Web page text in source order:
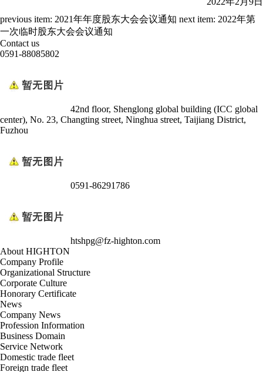
previous item: 2021年年度股东大会会议通知 next item: 2022年第
一次临时股东大会会议通知
Contact us
0591-88085802
42nd floor, Shenglong global building (ICC global
center), No. 23, Changting street, Ninghua street, Taijiang District,
Fuzhou
0591-86291786
htshpg@fz-highton.com
About HIGHTON
Company Profile
Organizational Structure
Corporate Culture
Honorary Certificate
News
Company News
Profession Information
Business Domain
Service Network
Domestic trade fleet
Foreign trade fleet